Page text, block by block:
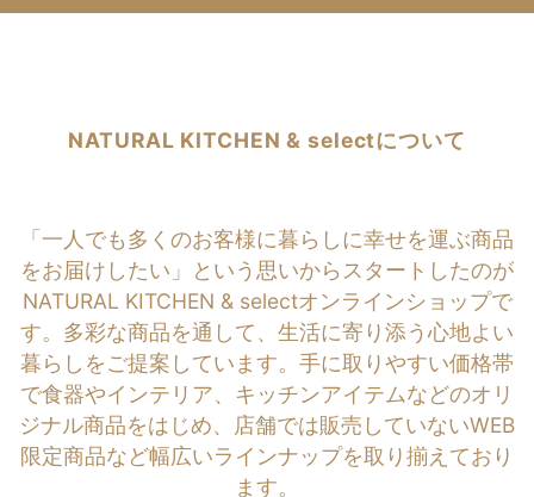
NATURAL KITCHEN & selectについて
「一人でも多くのお客様に暮らしに幸せを運ぶ商品
をお届けしたい」という思いからスタートしたのが
NATURAL KITCHEN & selectオンラインショップで
す。多彩な商品を通して、生活に寄り添う心地よい
暮らしをご提案しています。手に取りやすい価格帯
で食器やインテリア、キッチンアイテムなどのオリ
ジナル商品をはじめ、店舗では販売していないWEB
限定商品など幅広いラインナップを取り揃えており
ます。